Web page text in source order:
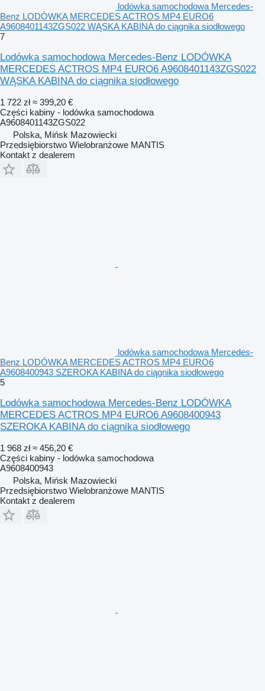
lodówka samochodowa Mercedes-
Benz LODÓWKA MERCEDES ACTROS MP4 EURO6
A9608401143ZGS022 WĄSKA KABINA do ciągnika siodłowego
7
Lodówka samochodowa Mercedes-Benz LODÓWKA
MERCEDES ACTROS MP4 EURO6 A9608401143ZGS022
WĄSKA KABINA do ciągnika siodłowego
1 722 zł ≈ 399,20 €
Części kabiny - lodówka samochodowa
A9608401143ZGS022
Polska, Mińsk Mazowiecki
Przedsiębiorstwo Wielobranżowe MANTIS
Kontakt z dealerem
lodówka samochodowa Mercedes-
Benz LODÓWKA MERCEDES ACTROS MP4 EURO6
A9608400943 SZEROKA KABINA do ciągnika siodłowego
5
Lodówka samochodowa Mercedes-Benz LODÓWKA
MERCEDES ACTROS MP4 EURO6 A9608400943
SZEROKA KABINA do ciągnika siodłowego
1 968 zł ≈ 456,20 €
Części kabiny - lodówka samochodowa
A9608400943
Polska, Mińsk Mazowiecki
Przedsiębiorstwo Wielobranżowe MANTIS
Kontakt z dealerem